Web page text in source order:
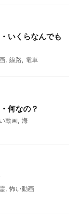
いくらなんでも
, 線路, 電車
何なの？
動画, 海
, 怖い動画